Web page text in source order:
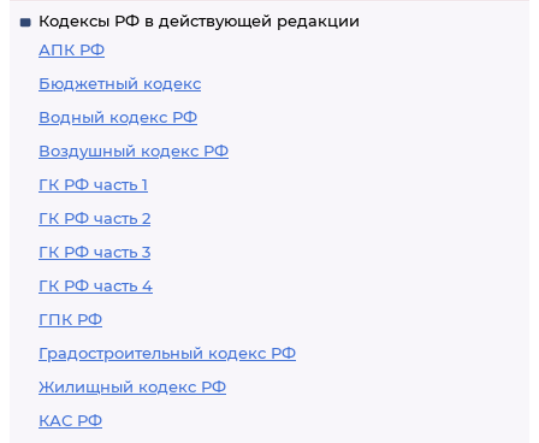
Кодексы РФ в действующей редакции
АПК РФ
Бюджетный кодекс
Водный кодекс РФ
Воздушный кодекс РФ
ГК РФ часть 1
ГК РФ часть 2
ГК РФ часть 3
ГК РФ часть 4
ГПК РФ
Градостроительный кодекс РФ
Жилищный кодекс РФ
КАС РФ